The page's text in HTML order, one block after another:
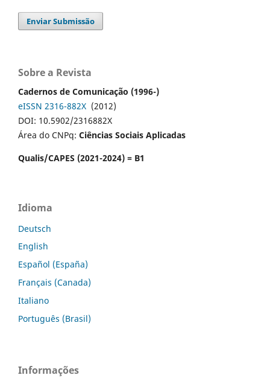
Enviar Submissão
Sobre a Revista
Cadernos de Comunicação (1996-)
eISSN 2316-882X (2012)
DOI: 10.5902/2316882X
Área do CNPq: Ciências Sociais Aplicadas
Qualis/CAPES (2021-2024) = B1
Idioma
Deutsch
English
Español (España)
Français (Canada)
Italiano
Português (Brasil)
Informações